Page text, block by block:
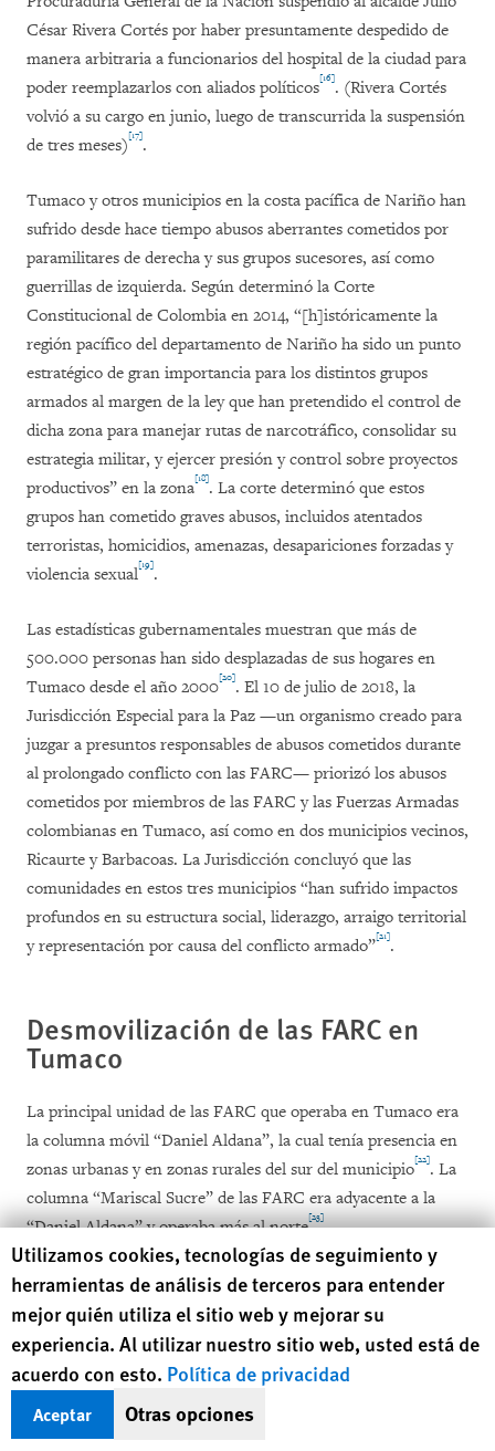
César Rivera Cortés por haber presuntamente despedido de
manera arbitraria a funcionarios del hospital de la ciudad para
poder reemplazarlos con aliados políticos[16]. (Rivera Cortés
volvió a su cargo en junio, luego de transcurrida la suspensión
de tres meses)[17].
Tumaco y otros municipios en la costa pacífica de Nariño han
sufrido desde hace tiempo abusos aberrantes cometidos por
paramilitares de derecha y sus grupos sucesores, así como
guerrillas de izquierda. Según determinó la Corte
Constitucional de Colombia en 2014, “[h]istóricamente la
región pacífico del departamento de Nariño ha sido un punto
estratégico de gran importancia para los distintos grupos
armados al margen de la ley que han pretendido el control de
dicha zona para manejar rutas de narcotráfico, consolidar su
estrategia militar, y ejercer presión y control sobre proyectos
productivos” en la zona[18]. La corte determinó que estos
grupos han cometido graves abusos, incluidos atentados
terroristas, homicidios, amenazas, desapariciones forzadas y
violencia sexual[19].
Las estadísticas gubernamentales muestran que más de
500.000 personas han sido desplazadas de sus hogares en
Tumaco desde el año 2000[20]. El 10 de julio de 2018, la
Jurisdicción Especial para la Paz —un organismo creado para
juzgar a presuntos responsables de abusos cometidos durante
al prolongado conflicto con las FARC— priorizó los abusos
cometidos por miembros de las FARC y las Fuerzas Armadas
colombianas en Tumaco, así como en dos municipios vecinos,
Ricaurte y Barbacoas. La Jurisdicción concluyó que las
comunidades en estos tres municipios “han sufrido impactos
profundos en su estructura social, liderazgo, arraigo territorial
y representación por causa del conflicto armado”[21].
Desmovilización de las FARC en
Tumaco
La principal unidad de las FARC que operaba en Tumaco era
la columna móvil “Daniel Aldana”, la cual tenía presencia en
zonas urbanas y en zonas rurales del sur del municipio[22]. La
columna “Mariscal Sucre” de las FARC era adyacente a la
“Daniel Aldana” y operaba más al norte[23].
A partir de agosto de 2016, combatientes de estas dos
unidades se congregaron en una zona conocida como El
Playón, en la zona rural de Tumaco, para prepararse para su
desmovilización
.Luego de que se firmara el acuerdo de paz
en noviembre de 2016, la mayoría de los guerrilleros se
movilizaron a La Variante, en Tumaco, una Zona Veredal
Human Rights Watch cookie preferences
Utilizamos cookies, tecnologías de seguimiento y
herramientas de análisis de terceros para entender
mejor quién utiliza el sitio web y mejorar su
experiencia. Al utilizar nuestro sitio web, usted está de
acuerdo con esto. Política de privacidad
Aceptar Otras opciones